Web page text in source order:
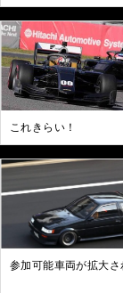
これきらい！
参加可能車両が拡大さ